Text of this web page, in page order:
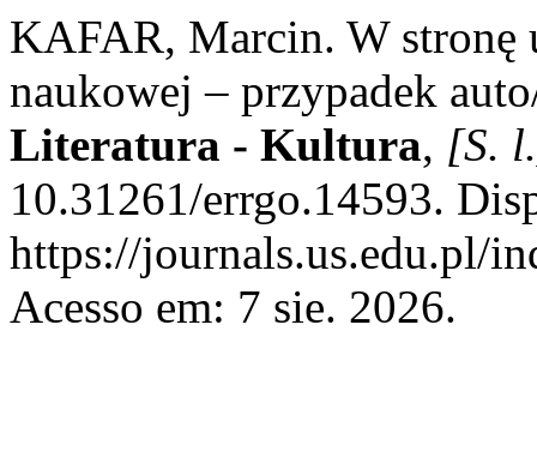
KAFAR, Marcin. W stronę
naukowej – przypadek
Literatura - Kultura, [S.
10.31261/errgo.14593.
https://journals.us.edu.pl/
Acesso em: 7 sie. 2026.